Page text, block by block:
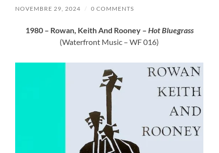
NOVEMBRE 29, 2024 / 0 COMMENTS
1980 – Rowan, Keith And Rooney – Hot Bluegrass
(Waterfront Music – WF 016)